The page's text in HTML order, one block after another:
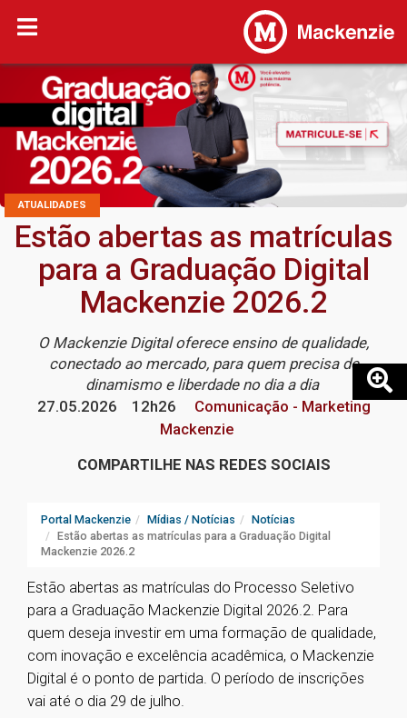
ATUALIDADES
Estão abertas as matrículas
para a Graduação Digital
Mackenzie 2026.2
O Mackenzie Digital oferece ensino de qualidade,
conectado ao mercado, para quem precisa de
dinamismo e liberdade no dia a dia
27.05.2026
12h26
Comunicação - Marketing
Mackenzie
COMPARTILHE NAS REDES SOCIAIS
Portal Mackenzie Mídias / Notícias
Notícias
Estão abertas as matrículas para a Graduação Digital
Mackenzie 2026.2
Estão abertas as matrículas do Processo Seletivo
para a Graduação Mackenzie Digital 2026.2. Para
quem deseja investir em uma formação de qualidade,
com inovação e excelência acadêmica, o Mackenzie
Digital é o ponto de partida. O período de inscrições
vai até o dia 29 de julho.